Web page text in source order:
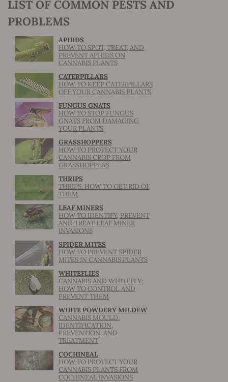
LIST OF COMMON PESTS AND
PROBLEMS
APHIDS
HOW TO SPOT, TREAT, AND
PREVENT APHIDS ON
CANNABIS PLANTS
CATERPILLARS
HOW TO KEEP CATERPILLARS
OFF YOUR CANNABIS PLANTS
FUNGUS GNATS
HOW TO STOP FUNGUS
GNATS FROM DAMAGING
YOUR PLANTS
GRASSHOPPERS
HOW TO PROTECT YOUR
CANNABIS CROP FROM
GRASSHOPPERS
THRIPS
THRIPS. HOW TO GET RID OF
THEM
LEAF MINERS
HOW TO IDENTIFY, PREVENT
AND TREAT LEAF MINER
INVASIONS
SPIDER MITES
HOW TO PREVENT SPIDER
MITES IN CANNABIS PLANTS
WHITEFLIES
CANNABIS AND WHITEFLY:
HOW TO CONTROL AND
PREVENT THEM
WHITE POWDERY MILDEW
CANNABIS MOULD:
IDENTIFICATION,
PREVENTION, AND
TREATMENT
COCHINEAL
HOW TO PROTECT YOUR
CANNABIS PLANTS FROM
COCHINEAL INVASIONS